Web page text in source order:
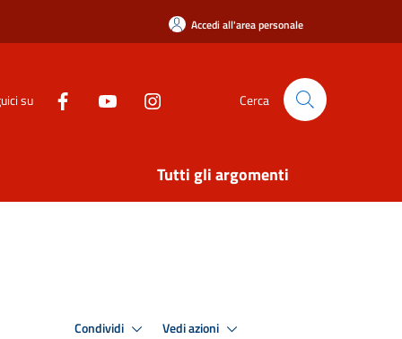
Accedi all'area personale
su Cerca
Tutti gli argomenti
Condividi Vedi azioni